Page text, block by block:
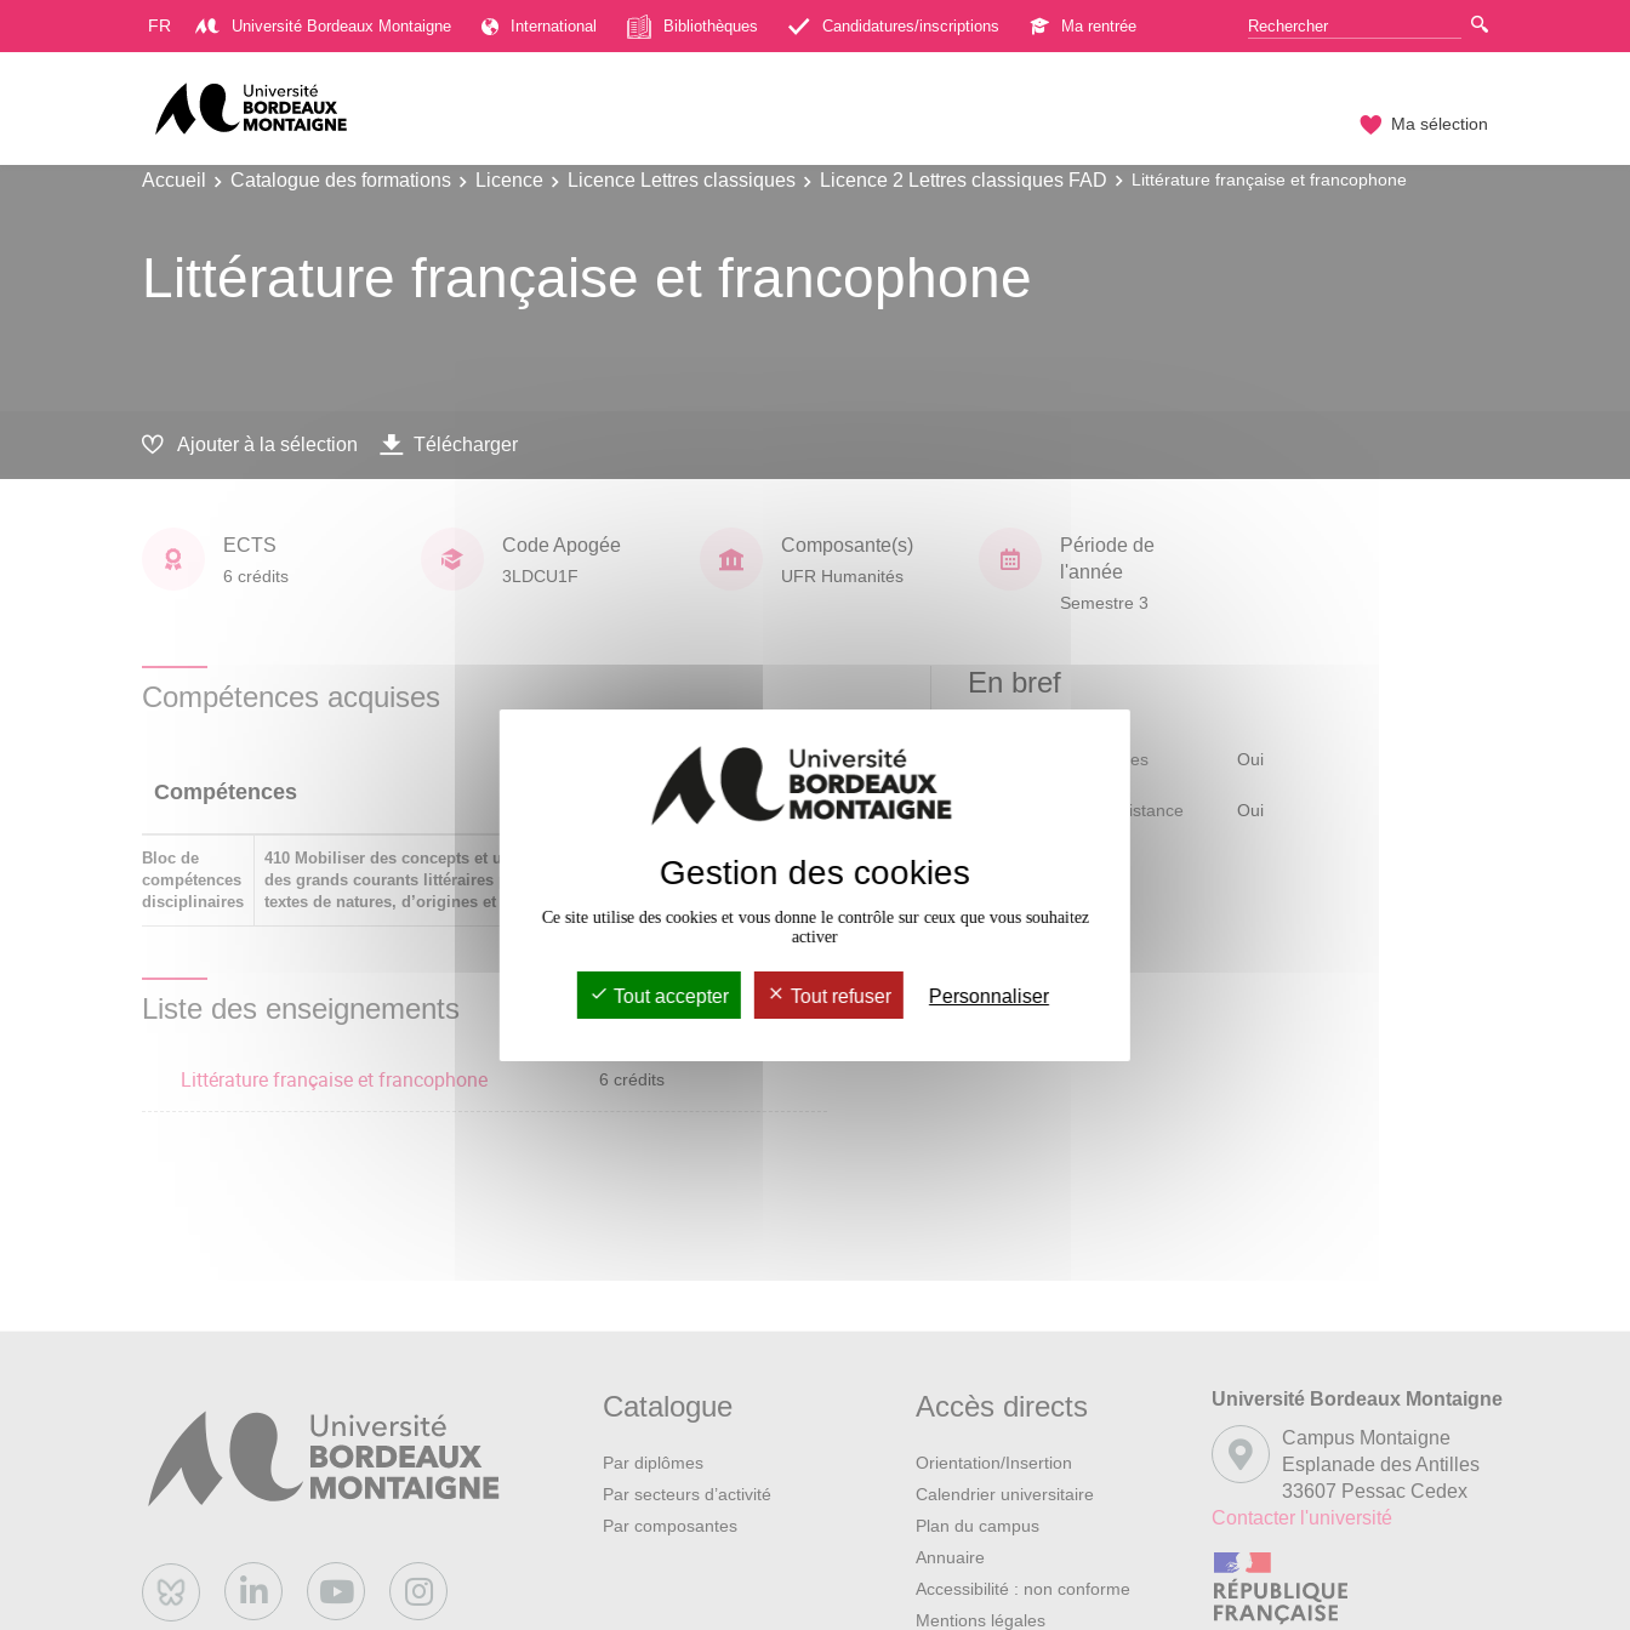
FR Université Bordeaux Montaigne International Bibliothèques Candidatures/inscriptions Ma rentrée
Ma sélection
Accueil Catalogue des formations Licence Licence Lettres classiques Licence 2 Lettres classiques FAD Littérature française et francophone
Littérature française et francophone
Ajouter à la sélection Télécharger
ECTS
6 crédits
Code Apogée
3LDCU1F
Composante(s)
UFR Humanités
Période de
l'année
Semestre 3
Compétences acquises
Compétences
Niveau
d'acquisition
Bloc de
compétences
disciplinaires
410 Mobiliser des concepts et une culture au sujet
des grands courants littéraires pour analyser des
textes de natures, d’origines et d’époques diverses
Liste des enseignements
Littérature française et francophone 6 crédits
En bref
Mobilité d'études Oui
Accessible à distance Oui
Bluesky
Catalogue
Par diplômes
Par secteurs d’activité
Par composantes
Accès directs
Orientation/Insertion
Calendrier universitaire
Plan du campus
Annuaire
Accessibilité : non conforme
Mentions légales
Université Bordeaux Montaigne
Campus Montaigne
Esplanade des Antilles
33607 Pessac Cedex
Contacter l'université
Gestion des cookies
Ce site utilise des cookies et vous donne le contrôle sur ceux que vous souhaitez
activer
Tout accepter Tout refuser Personnaliser